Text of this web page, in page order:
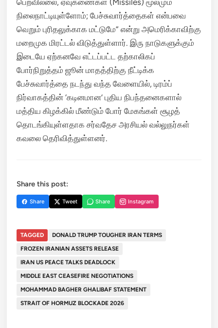
பெறவில்லை, ஏவுகணைகள் (Missiles) மூலமும்
நிலைநாட்டியுள்ளோம்; பேச்சுவார்த்தைகள் என்பவை
வெறும் புரிதலுக்காக மட்டுமே” என்று அமெரிக்காவிற்கு
மறைமுக மிரட்டல் விடுத்துள்ளார். இரு நாடுகளுக்கும்
இடையே ஏற்கனவே எட்டப்பட்ட தற்காலிகப்
போர்நிறுத்தம் ஜூன் மாதத்திற்கு நீட்டிக்க
பேச்சுவார்த்தை நடந்து வந்த வேளையில், டிரம்ப்
நிர்வாகத்தின் ‘கடினமான’ புதிய நிபந்தனைகளால்
மத்திய கிழக்கில் மீண்டும் போர் மேகங்கள் சூழத்
தொடங்கியுள்ளதாக சர்வதேச அரசியல் வல்லுநர்கள்
கவலை தெரிவித்துள்ளனர்.
Share this post:
Share Tweet Share Instagram
TAGGED
DONALD TRUMP TOUGHER IRAN TERMS
FROZEN IRANIAN ASSETS RELEASE
IRAN US PEACE TALKS DEADLOCK
MIDDLE EAST CEASEFIRE NEGOTIATIONS
MOHAMMAD BAGHER GHALIBAF STATEMENT
STRAIT OF HORMUZ BLOCKADE 2026